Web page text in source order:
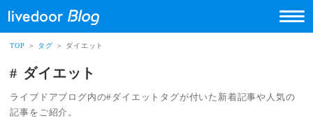
TOP ＞ タグ ＞ ダイエット
ダイエット
ライブドアブログ内の#ダイエットタグが付いた新着記事や人気の
記事をご紹介。